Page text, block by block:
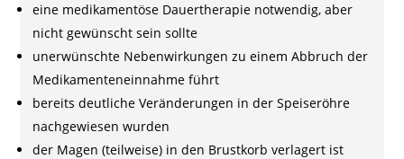
eine medikamentöse Dauertherapie notwendig, aber
nicht gewünscht sein sollte
unerwünschte Nebenwirkungen zu einem Abbruch der
Medikamenteneinnahme führt
bereits deutliche Veränderungen in der Speiseröhre
nachgewiesen wurden
der Magen (teilweise) in den Brustkorb verlagert ist